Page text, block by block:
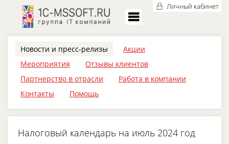
Личный кабинет
Новости и пресс-релизы
Акции
Мероприятия
Отзывы клиентов
Партнерство в отрасли
Работа в компании
Контакты
Помощь
Налоговый календарь на июль 2024 год